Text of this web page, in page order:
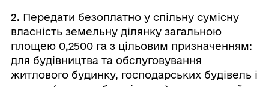
2. Передати безоплатно у спільну сумісну
власність земельну ділянку загальною
площею 0,2500 га з цільовим призначенням:
для будівництва та обслуговування
житлового будинку, господарських будівель і